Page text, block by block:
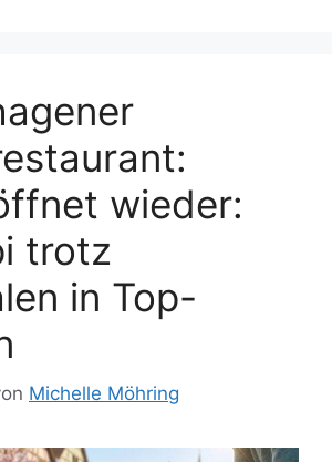
wieder:
trotz
in Top-
Michelle Möhring